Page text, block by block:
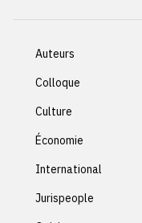
Auteurs
Colloque
Culture
Économie
International
Jurispeople